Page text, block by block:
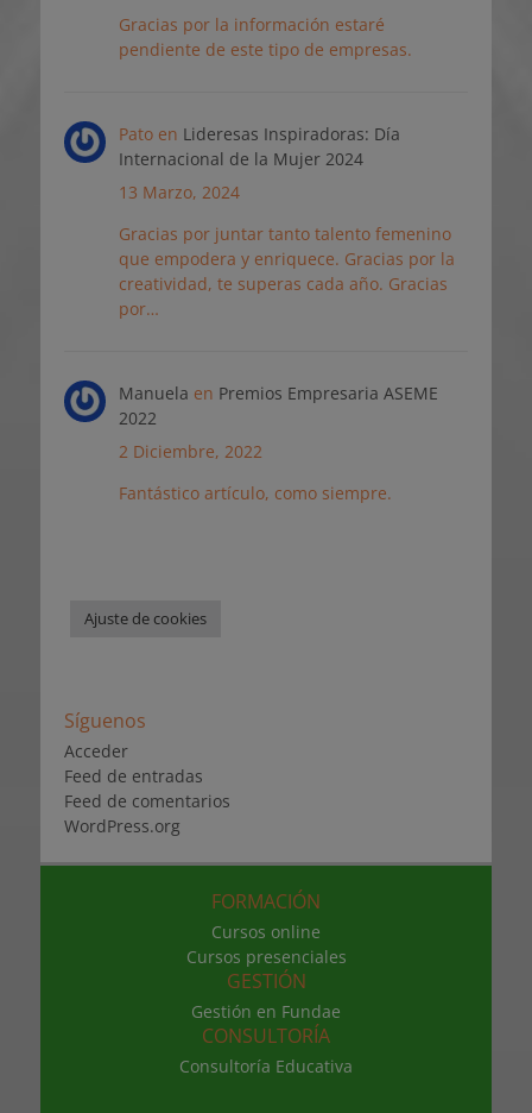
Gracias por la información estaré
pendiente de este tipo de empresas.
Patoen Lideresas Inspiradoras: Día
Internacional de la Mujer 2024
13 Marzo, 2024
Gracias por juntar tanto talento femenino
que empodera y enriquece. Gracias por la
creatividad, te superas cada año. Gracias
por…
Manuela en Premios Empresaria ASEME
2022
2 Diciembre, 2022
Fantástico artículo, como siempre.
Ajuste de cookies
Síguenos
Acceder
Feed de entradas
Feed de comentarios
WordPress.org
FORMACIÓN
Cursos online
Cursos presenciales
GESTIÓN
Gestión en Fundae
CONSULTORÍA
Consultoría Educativa